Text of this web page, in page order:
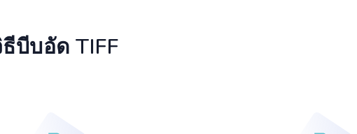
บีบอัด TIFF